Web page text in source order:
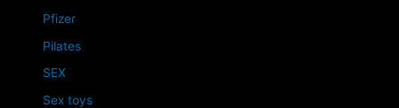
Pfizer
Pilates
SEX
Sex toys